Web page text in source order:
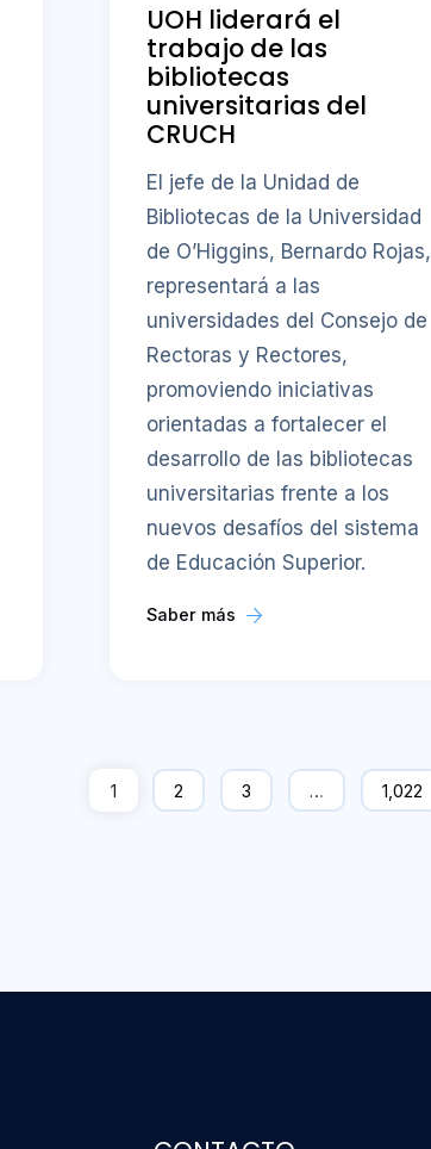
UOH liderará el
trabajo de las
bibliotecas
universitarias del
CRUCH
El jefe de la Unidad de
Bibliotecas de la Universidad
de O’Higgins, Bernardo Rojas,
representará a las
universidades del Consejo de
Rectoras y Rectores,
promoviendo iniciativas
orientadas a fortalecer el
desarrollo de las bibliotecas
universitarias frente a los
nuevos desafíos del sistema
de Educación Superior.
Saber más
1 2 3 … 1,022